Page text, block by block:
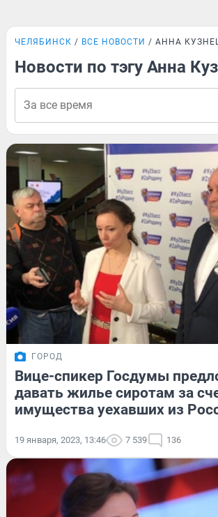
ЧЕЛЯБИНСК ВСЕ НОВОСТИ АННА
Новости по тэгу Анна
ГОРОД
Вице-спикер Госдумы
давать жилье сиротам за
имущества уехавших из
19 января, 2023, 13:46 7 539 136